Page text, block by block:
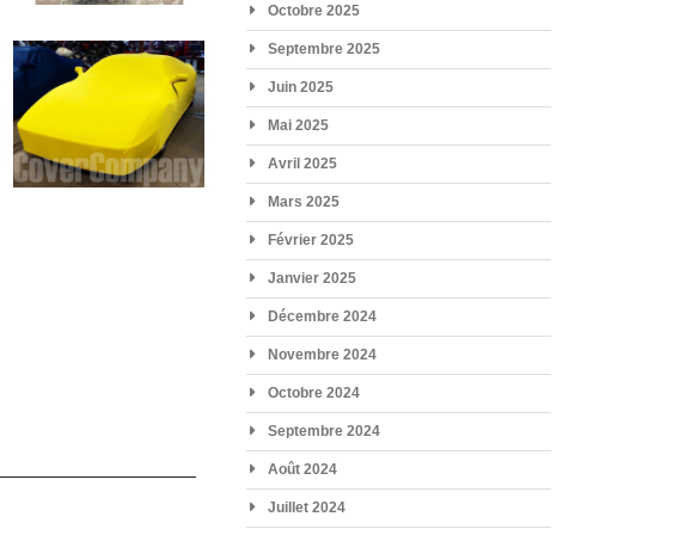
Octobre 2025
Septembre 2025
Juin 2025
Mai 2025
Avril 2025
Mars 2025
Février 2025
Janvier 2025
Décembre 2024
Novembre 2024
Octobre 2024
Septembre 2024
Août 2024
Juillet 2024